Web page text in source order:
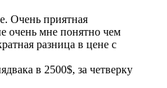
Очень приятная
очень мне понятно чем
разница в цене с
в 2500$, за четверку